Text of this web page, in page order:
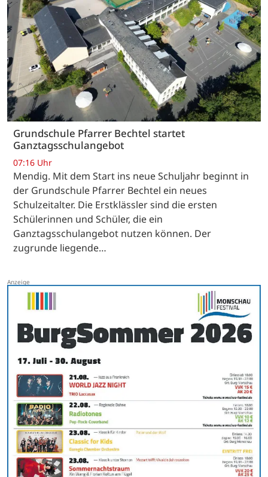
Grundschule Pfarrer Bechtel startet
Ganztagsschulangebot
07:16 Uhr
Mendig. Mit dem Start ins neue Schuljahr beginnt in
der Grundschule Pfarrer Bechtel ein neues
Schulzeitalter. Die Erstklässler sind die ersten
Schülerinnen und Schüler, die ein
Ganztagsschulangebot nutzen können. Der
zugrunde liegende…